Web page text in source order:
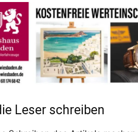
Leser schreiben